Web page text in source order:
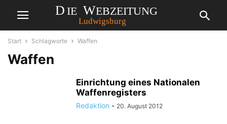
Start Schlagworte Waffen
Waffen
Einrichtung eines Nationalen
Waffenregisters
Redaktion - 20. August 2012